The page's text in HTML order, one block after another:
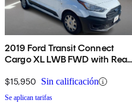
2019 Ford Transit Connect
Cargo XL LWB FWD with Rear
$15,950 Sin calificación
Se aplican tarifas